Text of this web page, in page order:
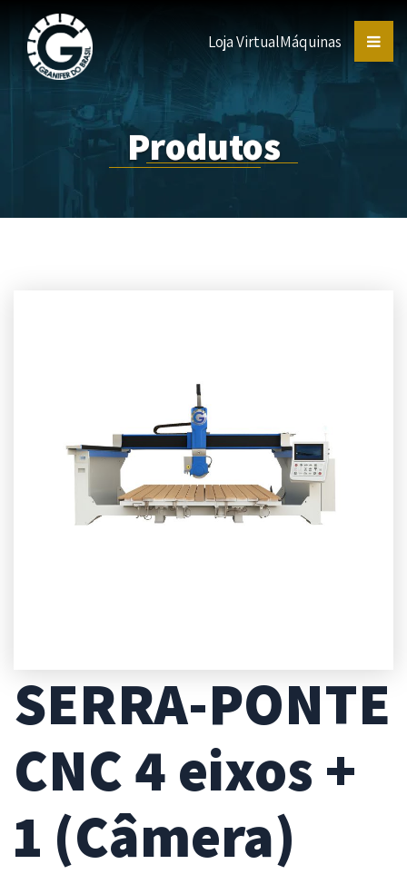
Loja VirtualMáquinas
Produtos
SERRA-PONTE
CNC 4 eixos +
1 (Câmera)